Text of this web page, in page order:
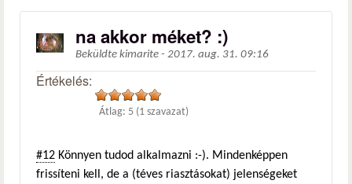
na akkor méket? :)
Beküldte kimarite - 2017. aug. 31. 09:16
Értékelés:
Átlag: 5 (1 szavazat)
#12 Könnyen tudod alkalmazni :-). Mindenképpen
frissíteni kell, de a (téves riasztásokat) jelenségeket